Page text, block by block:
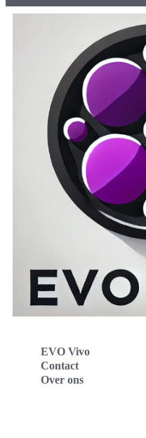
EVO Vivo
Contact
Over ons